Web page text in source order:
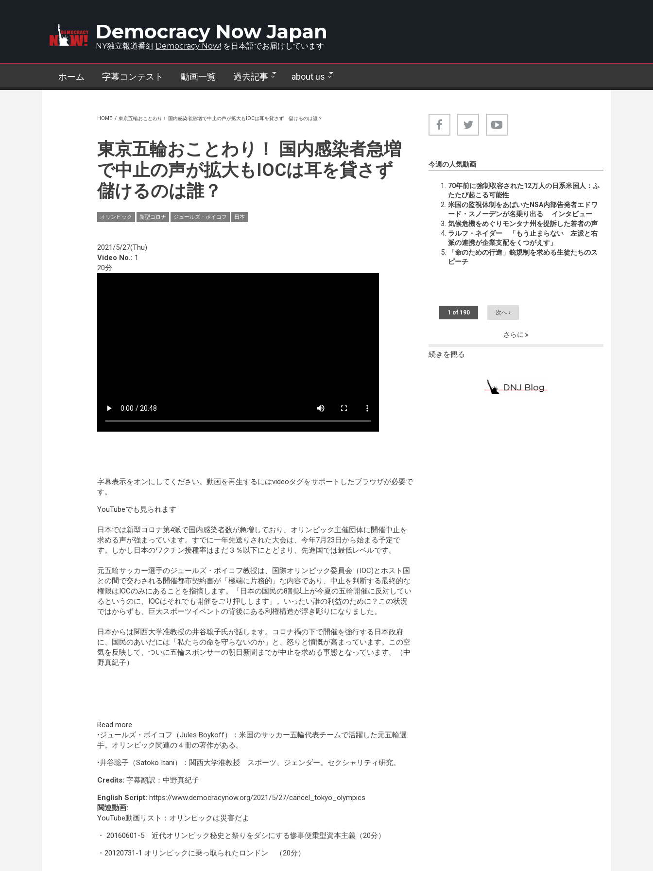
Democracy Now Japan
NY独立報道番組 Democracy Now! を日本語でお届けしています
ホーム 字幕コンテスト 動画一覧 過去記事 about us
HOME / 東京五輪おことわり！ 国内感染者急増で中止の声が拡大もIOCは耳を貸さず 儲けるのは誰？
東京五輪おことわり！ 国内感染者急増
で中止の声が拡大もIOCは耳を貸さず
儲けるのは誰？
オリンピック 新型コロナ ジュールズ・ボイコフ 日本
2021/5/27(Thu)
Video No.: 1
20分
字幕表示をオンにしてください。動画を再生するにはvideoタグをサポートしたブラウザが必要で
す。
YouTubeでも見られます
日本では新型コロナ第4派で国内感染者数が急増しており、オリンピック主催団体に開催中止を
求める声が強まっています。すでに一年先送りされた大会は、今年7月23日から始まる予定で
す。しかし日本のワクチン接種率はまだ３％以下にとどまり、先進国では最低レベルです。
元五輪サッカー選手のジュールズ・ボイコフ教授は、国際オリンピック委員会（IOC)とホスト国
との間で交わされる開催都市契約書が「極端に片務的」な内容であり、中止を判断する最終的な
権限はIOCのみにあることを指摘します。「日本の国民の8割以上が今夏の五輪開催に反対してい
るというのに、IOCはそれでも開催をごり押しします」。いったい誰の利益のために？この状況
ではからずも、巨大スポーツイベントの背後にある利権構造が浮き彫りになりました。
日本からは関西大学准教授の井谷聡子氏が話します。コロナ禍の下で開催を強行する日本政府
に、国民のあいだには「私たちの命を守らないのか」と、怒りと憤慨が高まっています。この空
気を反映して、ついに五輪スポンサーの朝日新聞までが中止を求める事態となっています。（中
野真紀子）
Read more
•ジュールズ・ボイコフ（Jules Boykoff）：米国のサッカー五輪代表チームで活躍した元五輪選
手。オリンピック関連の４冊の著作がある。
•井谷聡子（Satoko Itani）：関西大学准教授 スポーツ、ジェンダー。セクシャリティ研究。
Credits: 字幕翻訳：中野真紀子
English Script: https://www.democracynow.org/2021/5/27/cancel_tokyo_olympics
関連動画:
YouTube動画リスト：オリンピックは災害だよ
・ 20160601-5近代オリンピック秘史と祭りをダシにする惨事便乗型資本主義（20分）
・ 20120731-1 オリンピックに乗っ取られたロンドン （20分）
今週の人気動画
70年前に強制収容された12万人の日系米国人：ふ
たたび起こる可能性
米国の監視体制をあばいたNSA内部告発者エドワ
ード・スノーデンが名乗り出る インタビュー
気候危機をめぐりモンタナ州を提訴した若者の声
ラルフ・ネイダー 「もう止まらない 左派と右
派の連携が企業支配をくつがえす」
「命のための行進」銃規制を求める生徒たちのス
ピーチ
1 of 190 次へ ›
さらに
続きを観る